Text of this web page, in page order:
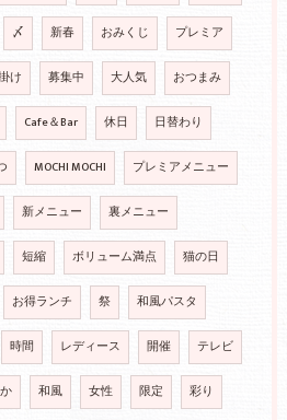
〆 新春 おみくじ プレミア
け 募集中 大人気 おつまみ
Cafe＆Bar 休日 日替わり
MOCHI MOCHI プレミアメニュー
新メニュー 裏メニュー
短縮 ボリューム満点 猫の日
お得ランチ 祭 和風パスタ
時間 レディース 開催 テレビ
和風 女性 限定 彩り